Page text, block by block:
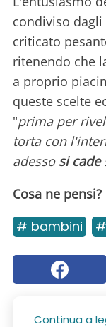
condiviso
criticato
ritenendo che
a proprio
queste scelte
"prima per
torta con
adesso si cade
Cosa ne pensi?
# bambini
Continua a